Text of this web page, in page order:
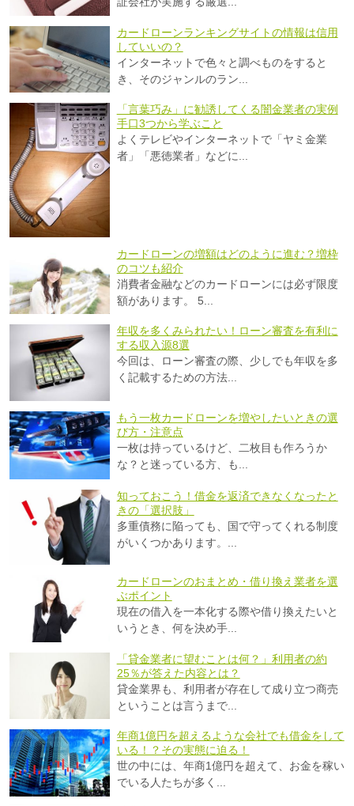
カードローンランキングサイトの情報は信用
していいの？
インターネットで色々と調べものをすると
き、そのジャンルのラン...
「言葉巧み」に勧誘してくる闇金業者の実例
手口3つから学ぶこと
よくテレビやインターネットで「ヤミ金業
者」「悪徳業者」などに...
カードローンの増額はどのように進む？増枠
のコツも紹介
消費者金融などのカードローンには必ず限度
額があります。 5...
年収を多くみられたい！ローン審査を有利に
する収入源8選
今回は、ローン審査の際、少しでも年収を多
く記載するための方法...
もう一枚カードローンを増やしたいときの選
び方・注意点
一枚は持っているけど、二枚目も作ろうか
な？と迷っている方、も...
知っておこう！借金を返済できなくなったと
きの「選択肢」
多重債務に陥っても、国で守ってくれる制度
がいくつかあります。...
カードローンのおまとめ・借り換え業者を選
ぶポイント
現在の借入を一本化する際や借り換えたいと
いうとき、何を決め手...
「貸金業者に望むことは何？」利用者の約
25％が答えた内容とは？
貸金業界も、利用者が存在して成り立つ商売
ということは言うまで...
年商1億円を超えるような会社でも借金をして
いる！？その実態に迫る！
世の中には、年商1億円を超えて、お金を稼い
でいる人たちが多く...